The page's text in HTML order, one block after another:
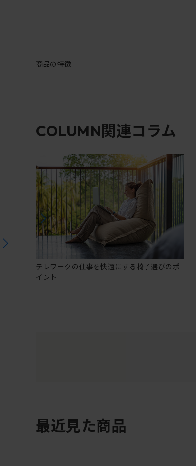
商品の特徴
COLUMN関連コラム
テレワークの仕事を快適にする椅子選びのポ
イント
最近見た商品